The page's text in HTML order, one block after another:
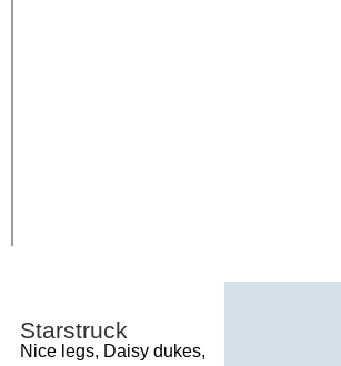
Starstruck
Nice legs, Daisy dukes,